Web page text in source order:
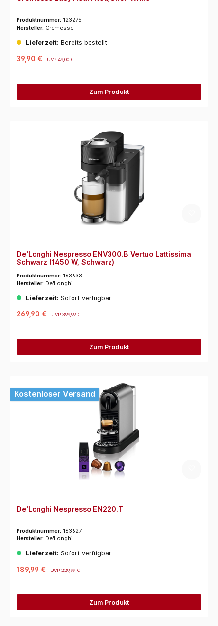
Produktnummer: 123275
Hersteller: Cremesso
Lieferzeit: Bereits bestellt
39,90 € UVP49,00 €
Zum Produkt
De'Longhi Nespresso ENV300.B Vertuo Lattissima
Schwarz (1450 W, Schwarz)
Produktnummer: 163633
Hersteller: De'Longhi
Lieferzeit: Sofort verfügbar
269,90 € UVP399,99 €
Zum Produkt
Kostenloser Versand
De'Longhi Nespresso EN220.T
Produktnummer: 163627
Hersteller: De'Longhi
Lieferzeit: Sofort verfügbar
189,99 € UVP229,99 €
Zum Produkt